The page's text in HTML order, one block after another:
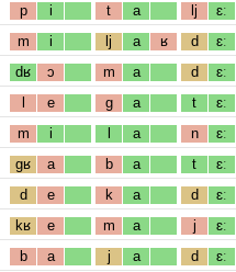
p i t a lj ɛː
m i lj a ʁ d ɛː
dʁ ɔ m a d ɛː
l e g a t ɛː
m i l a n ɛː
gʁ a b a t ɛː
d e k a d ɛː
kʁ e m a j ɛː
b a j a d ɛː